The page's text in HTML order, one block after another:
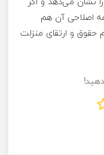
اصلاحی آن هم
حقوق و ارتقای منزلت